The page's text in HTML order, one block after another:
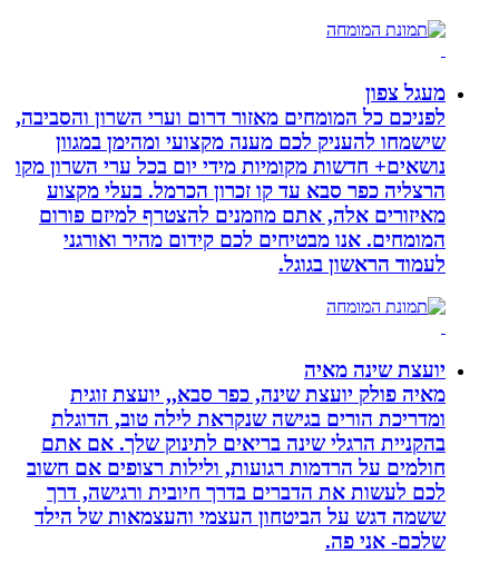
מעגל צפון
לפניכם כל המומחים מאזור דרום וערי השרון והסביבה,
שישמחו להעניק לכם מענה מקצועי ומהימן במגוון
נושאים+ חדשות מקומיות מידי יום בכל ערי השרון מקו
הרצליה כפר סבא עד קו זכרון הכרמל. בעלי מקצוע
מאיזורים אלה, אתם מוזמנים להצטרף למיזם פורום
המומחים. אנו מבטיחים לכם קידום מהיר ואורגני
לעמוד הראשון בגוגל.
יועצת שינה מאיה
מאיה פולק יועצת שינה, כפר סבא,, יועצת זוגית
ומדריכת הורים בגישה שנקראת לילה טוב, הדוגלת
בהקניית הרגלי שינה בריאים לתינוק שלך. אם אתם
חולמים על הרדמות רגועות, ולילות רצופים אם חשוב
לכם לעשות את הדברים בדרך חיובית ורגישה, דרך
ששמה דגש על הביטחון העצמי והעצמאות של הילד
שלכם- אני פה.